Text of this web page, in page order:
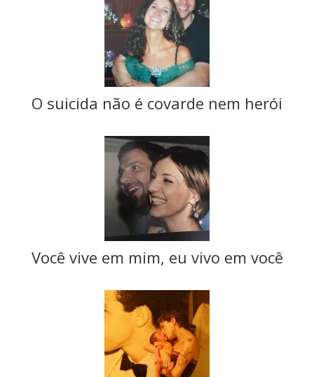
O suicida não é covarde nem herói
Você vive em mim, eu vivo em você